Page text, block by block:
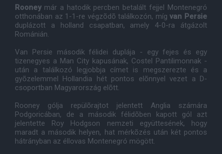
Rooneymár a hatodik percben betalált fejjel Montenegró
otthonában az 1-1-re végzõdõ találkozón, mígvan Persie
duplázott a holland csapatban, amely 4-0-ra átgázolt
Románián.
Van Persie második félidei duplája - egy fejes és egy
tizenegyes a Man City kapusának, Costel Pantilimonnak -
után a találkozó legjobbja címet is megszerezte és a
gyõzelemmel Hollandia hét pontos elõnnyel vezet a D-
csoportban Magyarország elõtt.
Rooney gólja repülõrajtot jelentett Anglia számára
Podgoricában, de a második félidõben kapott gól azt
jelentette Roy Hodgson nemzeti együttesének, hogy
maradt a második helyen, hat mérkõzés után két pontos
hátrányban az éllovas Montenegró mögött.